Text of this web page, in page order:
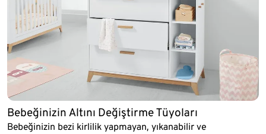
Bebeğinizin Altını Değiştirme Tüyoları
Bebeğinizin bezi kirlilik yapmayan, yıkanabilir ve